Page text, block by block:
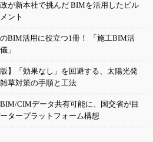
が新本社で挑んだ BIMを活用したビル
ント
BIM活用に役立つ1冊！ 「施工BIM活
」
版】「効果なし」を回避する、太陽光発
草対策の手順と工法
CIMデータ共有可能に、国交省が目
タープラットフォーム構想